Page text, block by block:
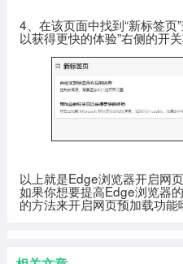
4、在该页面中找到“新标签页
以获得更快的体验”右侧的开
以上就是Edge浏览器开启网
如果你想要提高Edge浏览器
的方法来开启网页预加载功能